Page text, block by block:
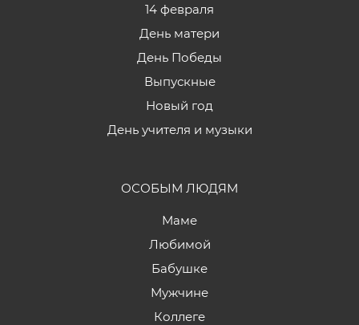
14 февраля
День матери
День Победы
Выпускные
Новый год
День учителя и музыки
ОСОБЫМ ЛЮДЯМ
Маме
Любимой
Бабушке
Мужчине
Коллеге